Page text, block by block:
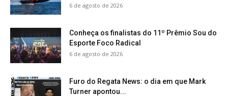
6 de agosto de 2026
Conheça os finalistas do 11º Prêmio Sou do
Esporte Foco Radical
6 de agosto de 2026
Furo do Regata News: o dia em que Mark
Turner apontou...